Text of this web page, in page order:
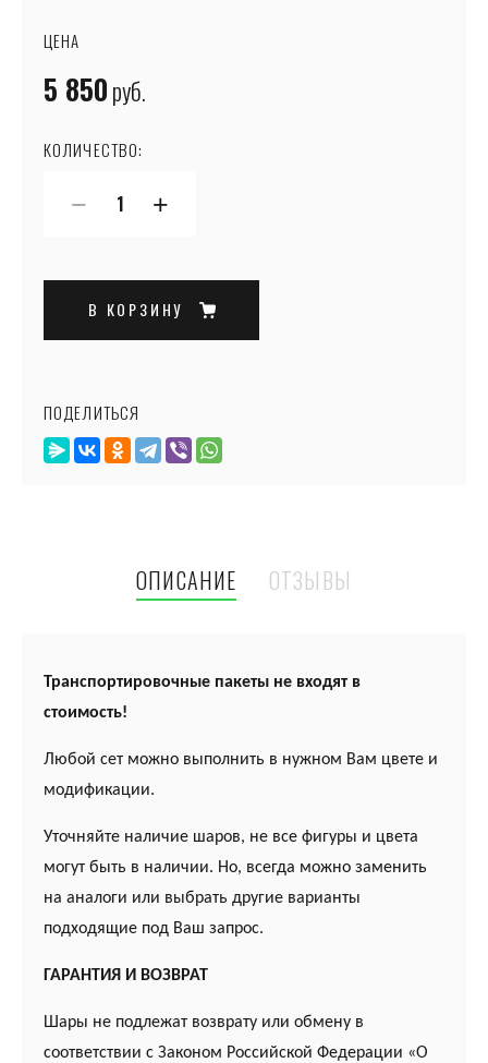
ЦЕНА
5 850руб.
КОЛИЧЕСТВО:
− +
В КОРЗИНУ
ПОДЕЛИТЬСЯ
ОПИСАНИЕ ОТЗЫВЫ
Транспортировочные пакеты не входят в
стоимость!
Любой сет можно выполнить в нужном Вам цвете и
модификации.
Уточняйте наличие шаров, не все фигуры и цвета
могут быть в наличии. Но, всегда можно заменить
на аналоги или выбрать другие варианты
подходящие под Ваш запрос.
ГАРАНТИЯ И ВОЗВРАТ
Шары не подлежат возврату или обмену в
соответствии с Законом Российской Федерации «О